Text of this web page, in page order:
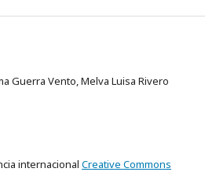
Guerra Vento, Melva Luisa Rivero
internacional Creative Commons